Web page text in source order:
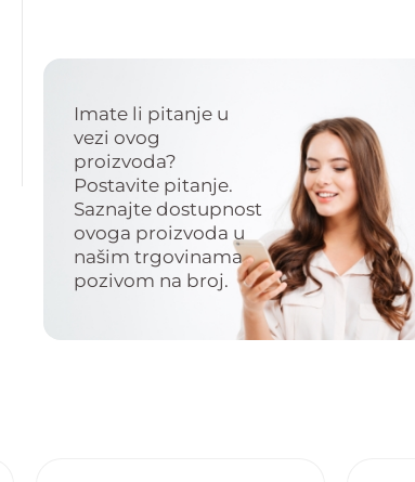
Imate li pitanje u
vezi ovog
proizvoda?
Postavite pitanje.
Saznajte dostupnost
ovoga proizvoda u
našim trgovinama
pozivom na broj.